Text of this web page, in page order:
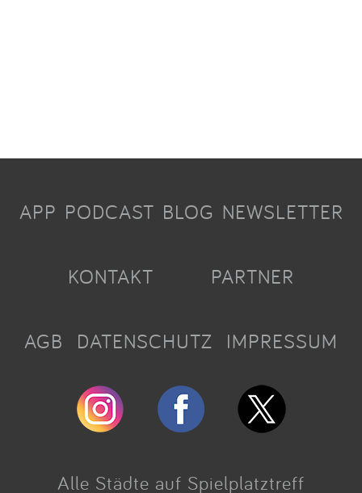
APP PODCAST BLOG NEWSLETTER
KONTAKT PARTNER
AGB DATENSCHUTZ IMPRESSUM
Alle Städte auf Spielplatztreff